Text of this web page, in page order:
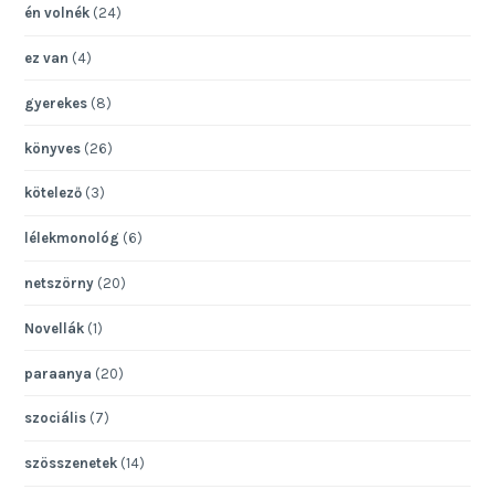
én volnék (24)
ez van (4)
gyerekes (8)
könyves (26)
kötelező (3)
lélekmonológ (6)
netszörny (20)
Novellák (1)
paraanya (20)
szociális (7)
szösszenetek (14)